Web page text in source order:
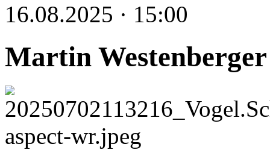
16.08.2025 · 15:00
Martin Westenberger